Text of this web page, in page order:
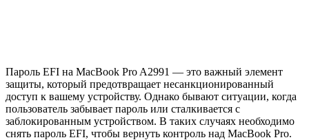
Пароль EFI на MacBook Pro A2991 — это важный элемент
защиты, который предотвращает несанкционированный
доступ к вашему устройству. Однако бывают ситуации, когда
пользователь забывает пароль или сталкивается с
заблокированным устройством. В таких случаях необходимо
снять пароль EFI, чтобы вернуть контроль над MacBook Pro.